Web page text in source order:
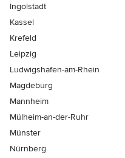
Ingolstadt
Kassel
Krefeld
Leipzig
Ludwigshafen-am-Rhein
Magdeburg
Mannheim
Mülheim-an-der-Ruhr
Münster
Nürnberg